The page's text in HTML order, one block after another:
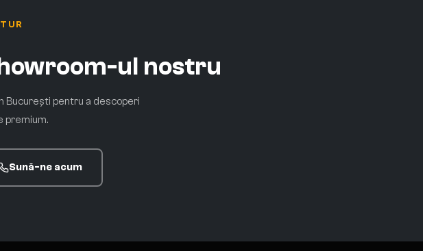
ul nostru
București pentru a descoperi
premium.
Sună-ne acum